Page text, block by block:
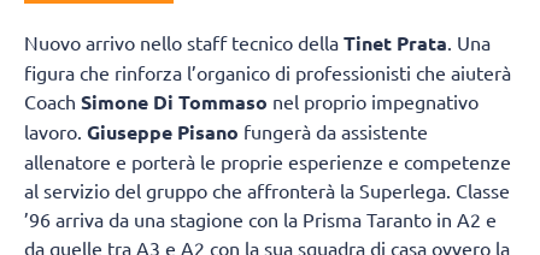
Nuovo arrivo nello staff tecnico della Tinet Prata. Una
figura che rinforza l’organico di professionisti che aiuterà
Coach Simone Di Tommaso nel proprio impegnativo
lavoro. Giuseppe Pisano fungerà da assistente
allenatore e porterà le proprie esperienze e competenze
al servizio del gruppo che affronterà la Superlega. Classe
’96 arriva da una stagione con la Prisma Taranto in A2 e
da quelle tra A3 e A2 con la sua squadra di casa ovvero la